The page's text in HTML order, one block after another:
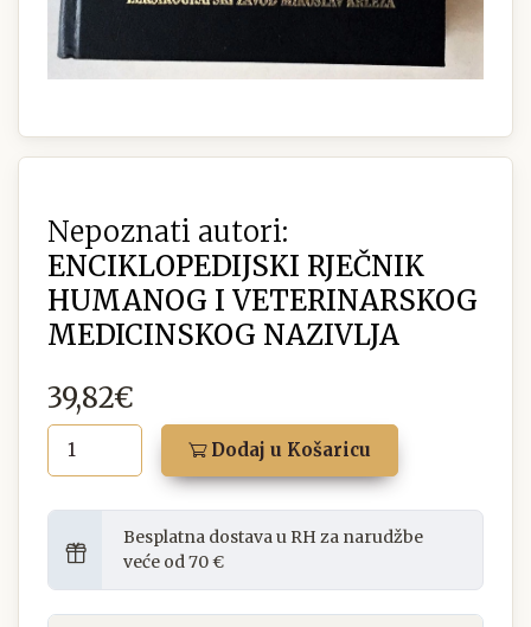
Nepoznati autori:
ENCIKLOPEDIJSKI RJEČNIK
HUMANOG I VETERINARSKOG
MEDICINSKOG NAZIVLJA
39,82€
Dodaj u Košaricu
Besplatna dostava u RH za narudžbe
veće od 70 €